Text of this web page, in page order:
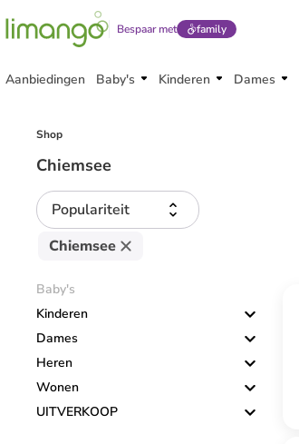
Bespaar met family
Aanbiedingen Baby's Kinderen Dames
Shop
Chiemsee
Populariteit
Chiemsee
Baby's
Kinderen
Dames
Heren
Wonen
UITVERKOOP